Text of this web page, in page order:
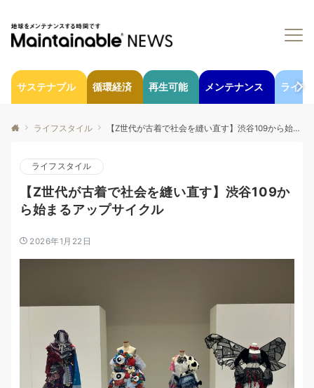
サステナブル 循環経済 再生可能 メンテナンス ライフ
ライフスタイル 【Z世代が古着で社会を縫い直す】渋谷109から始まるアップサイクル
ライフスタイル
【Z世代が古着で社会を縫い直す】渋谷109か
ら始まるアップサイクル
2026年1月22日